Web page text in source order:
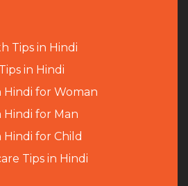
Tips in Hindi
in Hindi
Hindi for Woman
Hindi for Man
Hindi for Child
Tips in Hindi